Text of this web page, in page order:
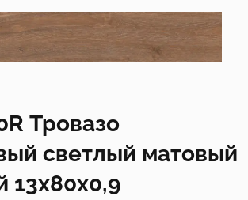
Тровазо
светлый матовый
13x80x0,9